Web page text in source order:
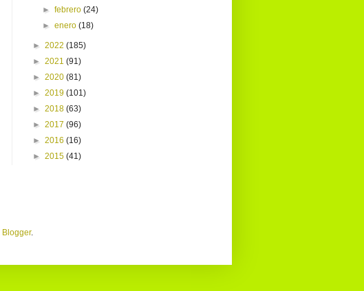
►febrero(24)
►enero(18)
► 2022 (185)
► 2021 (91)
► 2020 (81)
► 2019 (101)
► 2018 (63)
► 2017 (96)
► 2016 (16)
► 2015 (41)
Blogger.